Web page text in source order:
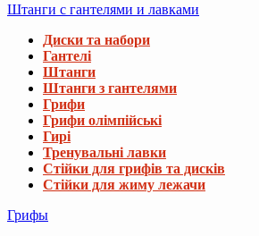
Штанги с гантелями и лавками
Диски та набори
Гантелі
Штанги
Штанги з гантелями
Грифи
Грифи олімпійські
Гирі
Тренувальні лавки
Стійки для грифів та дисків
Стійки для жиму лежачи
Грифы